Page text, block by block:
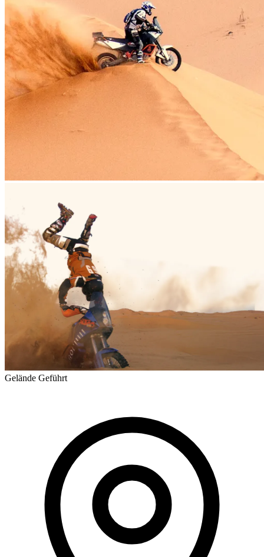
Gelände Geführt